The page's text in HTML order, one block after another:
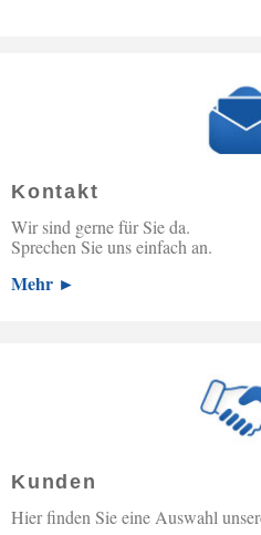
Kontakt
Wir sind gerne für Sie da.
Sprechen Sie uns einfach an.
Mehr ►
Kunden
Hier finden Sie eine Auswahl